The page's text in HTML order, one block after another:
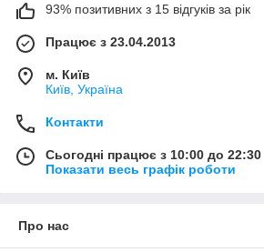
93% позитивних з 15 відгуків за рік
Працює з 23.04.2013
м. Київ
Київ, Україна
Контакти
Сьогодні працює з 10:00 до 22:30
Показати весь графік роботи
Про нас